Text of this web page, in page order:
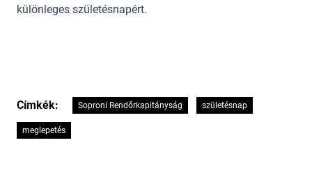
különleges születésnapért.
Címkék: Soproni Rendőrkapitányság születésnap
meglepetés